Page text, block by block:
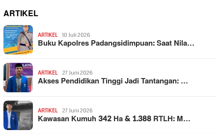
ARTIKEL
ARTIKEL 10 Juli 2026
Buku Kapolres Padangsidimpuan: Saat Nila…
ARTIKEL 27 Juni 2026
Akses Pendidikan Tinggi Jadi Tantangan: …
ARTIKEL 27 Juni 2026
Kawasan Kumuh 342 Ha & 1.388 RTLH: M…